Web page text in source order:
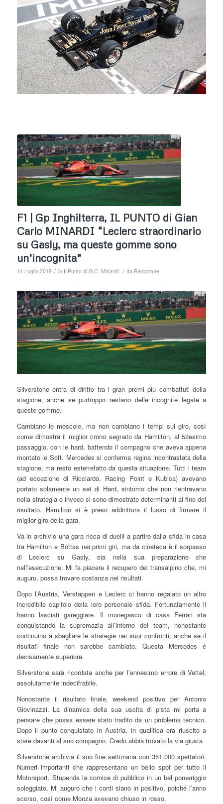
F1 | Gp Inghilterra, IL PUNTO di Gian
Carlo MINARDI “Leclerc straordinario
su Gasly, ma queste gomme sono
un’incognita”
14 Luglio 2019 / in Il Punto di G.C. Minardi / da Redazione
Silverstone entra di diritto tra i gran premi più combattuti della
stagione, anche se purtroppo restano delle incognite legate a
queste gomme.
Cambiano le mescole, ma non cambiano i tempi sul giro, così
come dimostra il miglior crono segnato da Hamilton, al 52esimo
passaggio, con le hard, battendo il compagno che aveva appena
montato le Soft. Mercedes si conferma regina incontrastata della
stagione, ma resto esterrefatto da questa situazione. Tutti i team
(ad eccezione di Ricciardo, Racing Point e Kubica) avevano
portato solamente un set di Hard, sintomo che non rientravano
nella strategia e invece si sono dimostrate determinanti al fine del
risultato. Hamilton si è preso addirittura il lusso di firmare il
miglior giro della gara.
Va in archivio una gara ricca di duelli a partire dalla sfida in casa
tra Hamilton e Bottas nei primi giri, ma da cineteca è il sorpasso
di Leclerc su Gasly, sia nella sua preparazione che
nell’esecuzione. Mi fa piacere il recupero del transalpino che, mi
auguro, possa trovare costanza nei risultati.
Dopo l’Austria, Verstappen e Leclerc ci hanno regalato un altro
incredibile capitolo della loro personale sfida. Fortunatamente li
hanno lasciati gareggiare. Il monegasco di casa Ferrari sta
conquistando la supremazia all’interno del team, nonostante
continuino a sbagliare le strategie nei suoi confronti, anche se il
risultati finale non sarebbe cambiato. Questa Mercedes è
decisamente superiore.
Silverstone sarà ricordata anche per l’ennesimo errore di Vettel,
assolutamente indecifrabile.
Nonostante il risultato finale, weekend positivo per Antonio
Giovinazzi. La dinamica della sua uscita di pista mi porta a
pensare che possa essere stato tradito da un problema tecnico.
Dopo il punto conquistato in Austria, in qualifica era riuscito a
stare davanti al suo compagno. Credo abbia trovato la via giusta.
Silverstone archivia il suo fine settimana con 351.000 spettatori.
Numeri importanti che rappresentano un bello spot per tutto il
Motorsport. Stupenda la cornice di pubblico in un bel pomeriggio
soleggiato. Mi auguro che i conti siano in positivo, poiché l’anno
scorso, così come Monza avevano chiuso in rosso.